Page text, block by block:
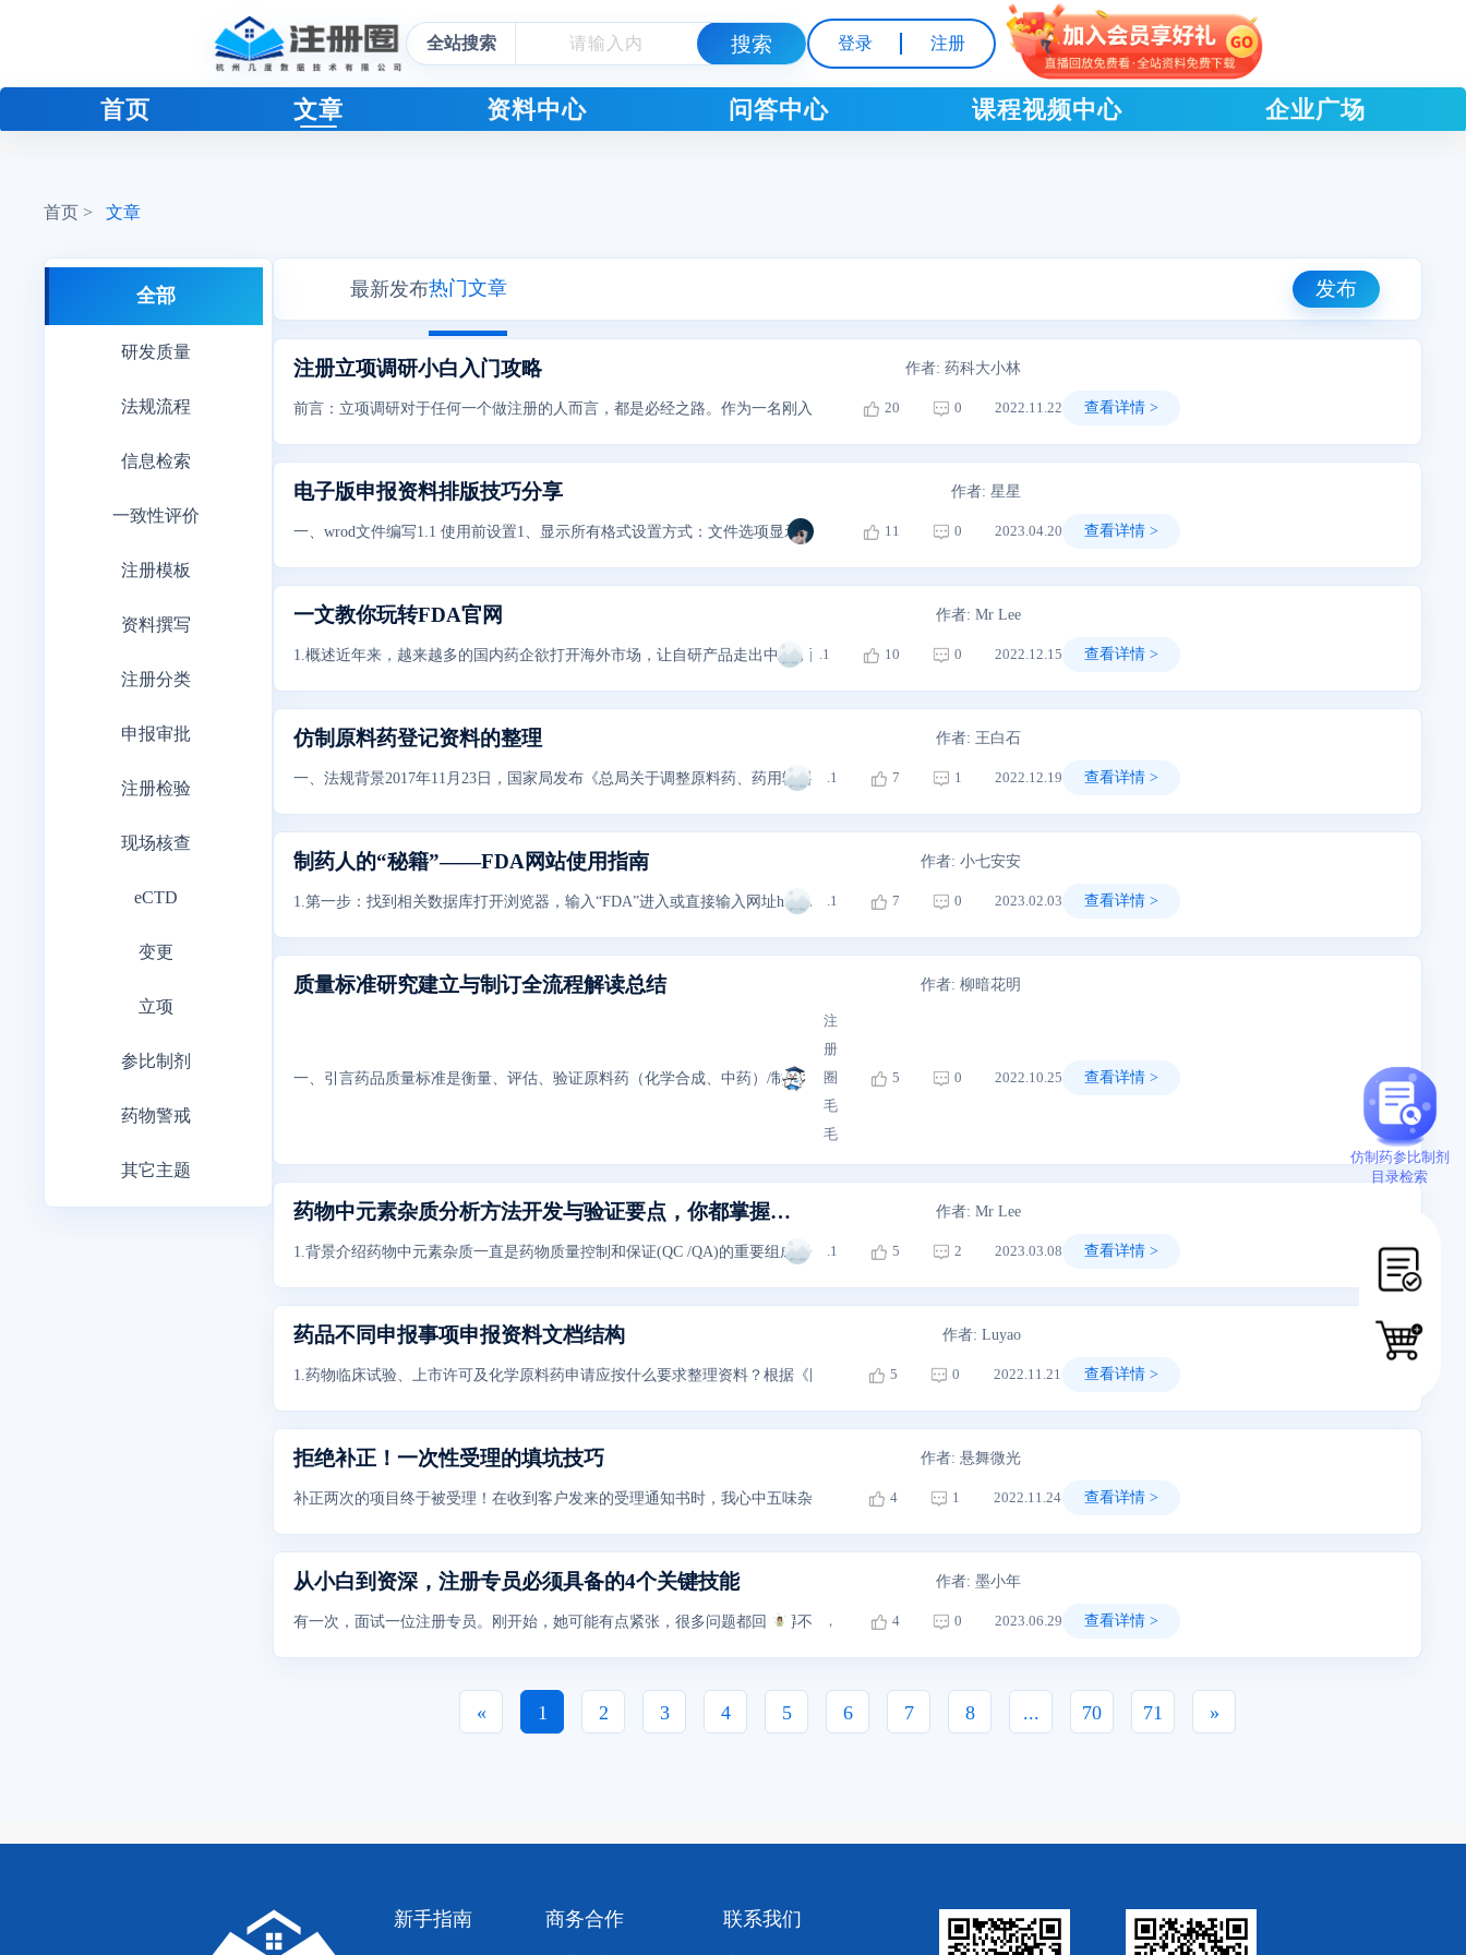
全站搜索 登录 注册
首页 文章 资料中心 问答中心 课程视频中心 企业广场
首页 > 文章
全部
研发质量
法规流程
信息检索
一致性评价
注册模板
资料撰写
注册分类
申报审批
注册检验
现场核查
eCTD
变更
立项
参比制剂
药物警戒
其它主题
最新发布热门文章 发布
注册立项调研小白入门攻略 作者: 药科大小林
前言：立项调研对于任何一个做注册的人而言，都是必经之路。作为一名刚入行的注册专员，对信息高效的搜集整理分析能力必不可少。本攻略主要针对尚未接触立项调
20 0 2022.11.22 查看详情 >
电子版申报资料排版技巧分享 作者: 星星
一、wrod文件编写1.1 使用前设置1、显示所有格式设置方式：文件选项显示勾选“显示所有格式标记”图 1显示所有格式标记的设置2、始终显示域底纹设置方式：文件选项
11 0 2023.04.20 查看详情 >
一文教你玩转FDA官网 作者: Mr Lee
1.概述近年来，越来越多的国内药企欲打开海外市场，让自研产品走出中国，面向世界，力争让“中国创造”的药品为全球更多的人造福，让世界各国都见证“中国力量”。而
.1 10 0 2022.12.15 查看详情 >
仿制原料药登记资料的整理 作者: 王白石
一、法规背景2017年11月23日，国家局发布《总局关于调整原料药、药用辅料和药包材审评审批事项的公告（2017年第146号）》，对于注册分类2.2、2.3、2.4、3、4、5类
.1 7 1 2022.12.19 查看详情 >
制药人的“秘籍”——FDA网站使用指南 作者: 小七安安
1.第一步：找到相关数据库打开浏览器，输入“FDA”进入或直接输入网址https://www.fda.gov/，进入FDA主页。下拉至页面最底部，选择“Drugs”，也可以直接输入网址：https://
.1 7 0 2023.02.03 查看详情 >
质量标准研究建立与制订全流程解读总结 作者: 柳暗花明
一、引言药品质量标准是衡量、评估、验证原料药（化学合成、中药）/制剂（化学药、中成药）产品质量的法定要求技术文件与标准。质量标准贯穿于整个药品生命全周
注
册
圈
毛
毛
5 0 2022.10.25 查看详情 >
药物中元素杂质分析方法开发与验证要点，你都掌握了吗？ 作者: Mr Lee
1.背景介绍药物中元素杂质一直是药物质量控制和保证(QC /QA)的重要组成部分，某些元素杂质（尤其是重金属元素）不仅会对药物的稳定性、保质期产生不利影响，更具
.1 5 2 2023.03.08 查看详情 >
药品不同申报事项申报资料文档结构 作者: Luyao
1.药物临床试验、上市许可及化学原料药申请应按什么要求整理资料？根据《国家药监局关于发布化学药品注册分类及申报资料要求的通告》（2020年第44号）要求，以及
5 0 2022.11.21 查看详情 >
拒绝补正！一次性受理的填坑技巧 作者: 悬舞微光
补正两次的项目终于被受理！在收到客户发来的受理通知书时，我心中五味杂陈，却无半点喜悦。从2022年5月中旬首次提交电子资料，到2022年6月底拿到受理通知书，
4 1 2022.11.24 查看详情 >
从小白到资深，注册专员必须具备的4个关键技能 作者: 墨小年
有一次，面试一位注册专员。刚开始，她可能有点紧张，很多问题都回答得不充分，面试官们都觉得她不行，把话头交给HRBP，准备结束面试。HRBP问了一个常规问题
， 4 0 2023.06.29 查看详情 >
« 1 2 3 4 5 6 7 8 ... 70 71 »
新手指南 商务合作 联系我们
仿制药参比制剂
目录检索